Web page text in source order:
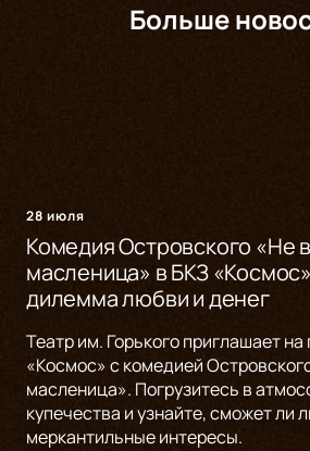
Больше
28 июля
Комедия Островского «Не
масленица» в БКЗ
дилемма любви и денег
Театр им. Горького приглашает на
«Космос» с комедией
масленица». Погрузитесь в
купечества и узнайте, сможет ли
меркантильные интересы.